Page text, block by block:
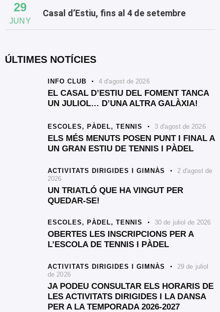
29
JUNY
Casal d’Estiu, fins al 4 de setembre
ÚLTIMES NOTÍCIES
INFO CLUB 4 d'agost de 2026
EL CASAL D’ESTIU DEL FOMENT TANCA
UN JULIOL… D’UNA ALTRA GALÀXIA!
ESCOLES, PÀDEL, TENNIS 3 d'agost de 2026
ELS MÉS MENUTS POSEN PUNT I FINAL A
UN GRAN ESTIU DE TENNIS I PÀDEL
ACTIVITATS DIRIGIDES I GIMNÀS
2 d'agost de
2026
UN TRIATLÓ QUE HA VINGUT PER
QUEDAR-SE!
ESCOLES, PÀDEL, TENNIS 30 de juliol de 2026
OBERTES LES INSCRIPCIONS PER A
L’ESCOLA DE TENNIS I PÀDEL
ACTIVITATS DIRIGIDES I GIMNÀS
29 de juliol
de 2026
JA PODEU CONSULTAR ELS HORARIS DE
LES ACTIVITATS DIRIGIDES I LA DANSA
PER A LA TEMPORADA 2026-2027